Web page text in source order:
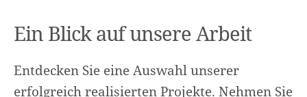
Ein Blick auf unsere Arbeit
Entdecken Sie eine Auswahl unserer
erfolgreich realisierten Projekte. Nehmen Sie